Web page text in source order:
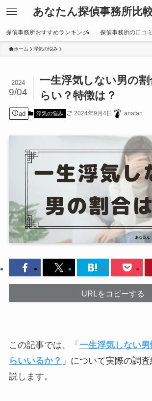
あなたん探偵事務所比
探偵事務所おすすめランキング 探偵事務所の口コ
ホーム 浮気の悩み
一生浮気しない男の割
らい？特徴は？
2024
9/04
ad 浮気の悩み 2024年9月4日 anatan
URLをコピーする
この記事では、「 一生浮気しない
らいいるか？ 」について実際の調
説します。